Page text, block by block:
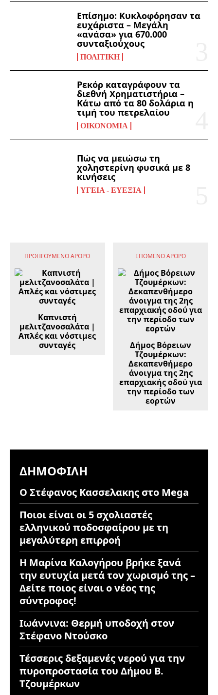
Επίσημο: Κυκλοφόρησαν τα
ευχάριστα – Μεγάλη
«ανάσα» για 670.000
συνταξιούχους
ΠΟΛΙΤΙΚΉ
Ρεκόρ καταγράφουν τα
διεθνή Χρηματιστήρια –
Κάτω από τα 80 δολάρια η
τιμή του πετρελαίου
ΟΙΚΟΝΟΜΊΑ
Πώς να μειώσω τη
χοληστερίνη φυσικά με 8
κινήσεις
ΥΓΕΊΑ - ΕΥΕΞΊΑ
ΠΡΟΗΓΟΎΜΕΝΟ ΆΡΘΡΟ
Καπνιστή
μελιτζανοσαλάτα |
Απλές και νόστιμες
συνταγές
ΕΠΌΜΕΝΟ ΆΡΘΡΟ
Δήμος Βόρειων
Τζουμέρκων:
Δεκαπενθήμερο
άνοιγμα της 2ης
επαρχιακής οδού για
την περίοδο των
εορτών
ΔΗΜΟΦΙΛΉ
Ο Στέφανος Κασσελακης στο Mega
Ποιοι είναι οι 5 σχολιαστές
ελληνικού ποδοσφαίρου με τη
μεγαλύτερη επιρροή
Η Μαρίνα Καλογήρου βρήκε ξανά
την ευτυχία μετά τον χωρισμό της –
Δείτε ποιος είναι ο νέος της
σύντροφος!
Ιωάννινα: Θερμή υποδοχή στον
Στέφανο Ντούσκο
Τέσσερις δεξαμενές νερού για την
πυροπροστασία του Δήμου Β.
Τζουμέρκων